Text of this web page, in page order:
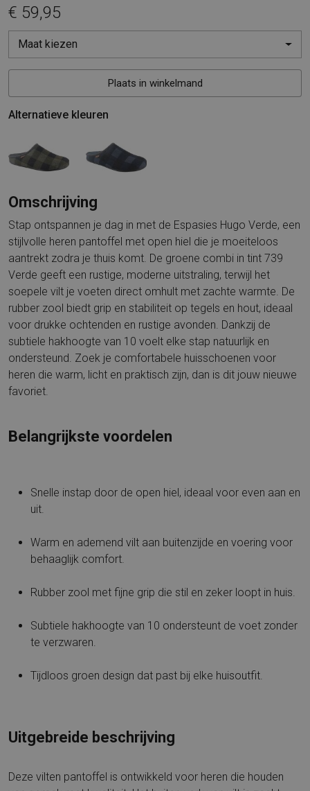
€ 59,95
Maat kiezen
Plaats in winkelmand
Alternatieve kleuren
Omschrijving
Stap ontspannen je dag in met de Espasies Hugo Verde, een
stijlvolle heren pantoffel met open hiel die je moeiteloos
aantrekt zodra je thuis komt. De groene combi in tint 739
Verde geeft een rustige, moderne uitstraling, terwijl het
soepele vilt je voeten direct omhult met zachte warmte. De
rubber zool biedt grip en stabiliteit op tegels en hout, ideaal
voor drukke ochtenden en rustige avonden. Dankzij de
subtiele hakhoogte van 10 voelt elke stap natuurlijk en
ondersteund. Zoek je comfortabele huisschoenen voor
heren die warm, licht en praktisch zijn, dan is dit jouw nieuwe
favoriet.
Belangrijkste voordelen
Snelle instap door de open hiel, ideaal voor even aan en
uit.
Warm en ademend vilt aan buitenzijde en voering voor
behaaglijk comfort.
Rubber zool met fijne grip die stil en zeker loopt in huis.
Subtiele hakhoogte van 10 ondersteunt de voet zonder
te verzwaren.
Tijdloos groen design dat past bij elke huisoutfit.
Uitgebreide beschrijving
Deze vilten pantoffel is ontwikkeld voor heren die houden